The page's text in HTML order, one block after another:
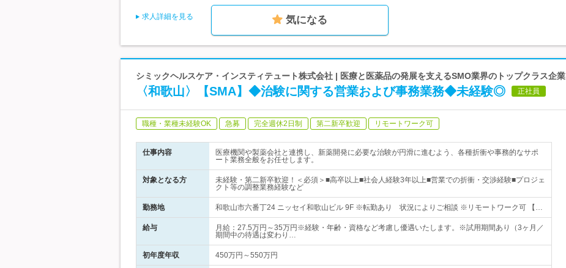
求人詳細を見る 気になる
シミックヘルスケア・インスティテュート株式会社 | 医療と医薬品の発展を支えるSMO業界のトップクラス企業
〈和歌山〉【SMA】◆治験に関する営業および事務業務◆未経験◎ 正社員
職種・業種未経験OK 急募 完全週休2日制 第二新卒歓迎 リモートワーク可
仕事内容
医療機関や製薬会社と連携し、新薬開発に必要な治験が円滑に進むよう、各種折衝や事務的なサポ
ート業務全般をお任せします。
対象となる方
未経験・第二新卒歓迎！＜必須＞■高卒以上■社会人経験3年以上■営業での折衝・交渉経験■プロジェ
クト等の調整業務経験など
勤務地 和歌山市六番丁24 ニッセイ和歌山ビル 9F ※転勤あり 状況によりご相談 ※リモートワーク可 【…
給与
月給：27.5万円～35万円※経験・年齢・資格など考慮し優遇いたします。※試用期間あり（3ヶ月／
期間中の待遇は変わり…
初年度年収 450万円～550万円